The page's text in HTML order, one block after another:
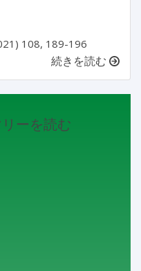
108, 189-196
続きを読む
ーを読む